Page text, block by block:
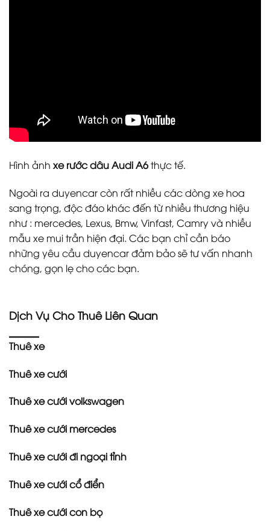
Hình ảnh xe rước dâu Audi A6thực tế.
Ngoài ra duyencar còn rất nhiều các dòng xe hoa
sang trọng, độc đáo khác đến từ nhiều thương hiệu
như : mercedes, Lexus, Bmw, Vinfast, Camry và nhiều
mẫu xe mui trần hiện đại. Các bạn chỉ cần báo
những yêu cầu duyencar đảm bảo sẽ tư vấn nhanh
chóng, gọn lẹ cho các bạn.
Dịch Vụ Cho Thuê Liên Quan
Thuê xe
Thuê xe cưới
Thuê xe cưới volkswagen
Thuê xe cưới mercedes
Thuê xe cưới đi ngoại tỉnh
Thuê xe cưới cổ điển
Thuê xe cưới con bọ